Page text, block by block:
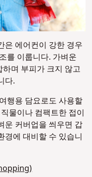
은 에어컨이 강한 경우
를 이룹니다. 가벼운
며 부피가 크지 않고
다.
행용 담요로도 사용할
물이나 컴팩트한 접이
운 커버업을 씌우면 갑
경에 대비할 수 있습니